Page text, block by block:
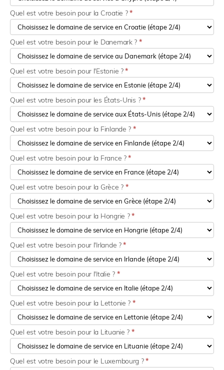
Quel est votre besoin pour la Croatie ?*
Quel est votre besoin pour le Danemark ? *
Quel est votre besoin pour l'Estonie ?*
Quel est votre besoin pour les États-Unis ?*
Quel est votre besoin pour la Finlande ? *
Quel est votre besoin pour la France ?*
Quel est votre besoin pour la Grèce ? *
Quel est votre besoin pour la Hongrie ?*
Quel est votre besoin pour l'Irlande ?*
Quel est votre besoin pour l'Italie ? *
Quel est votre besoin pour la Lettonie ? *
Quel est votre besoin pour la Lituanie ? *
Quel est votre besoin pour le Luxembourg ?*